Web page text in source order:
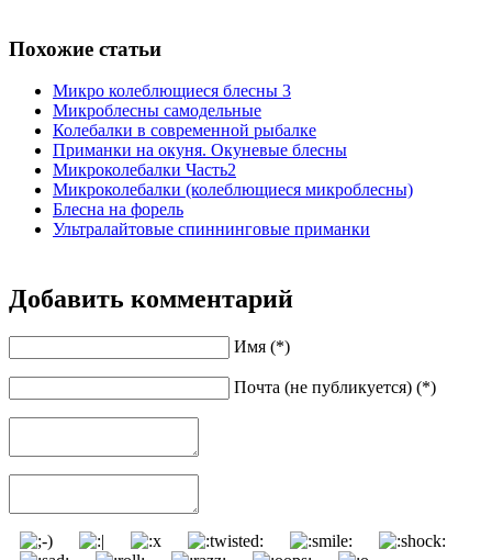
Похожие статьи
Микро колеблющиеся блесны 3
Микроблесны самодельные
Колебалки в современной рыбалке
Приманки на окуня. Окуневые блесны
Микроколебалки Часть2
Микроколебалки (колеблющиеся микроблесны)
Блесна на форель
Ультралайтовые спиннинговые приманки
Добавить комментарий
Имя (*)
Почта (не публикуется) (*)